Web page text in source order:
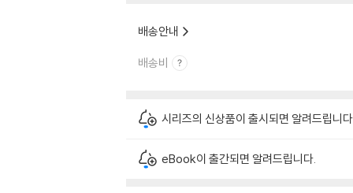
배송안내
배송비
시리즈의 신상품이 출시되면 알려드립니
eBook이 출간되면 알려드립니다.